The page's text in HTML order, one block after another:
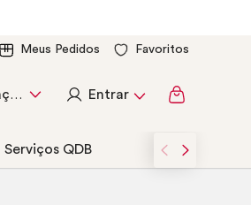
Meus Pedidos Favoritos
Informar localização Entrar
Serviços QDB